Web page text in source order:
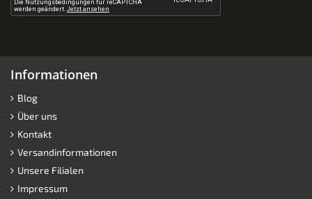
Informationen
Blog
Über uns
Kontakt
Versandinformationen
Unsere Filialen
Impressum